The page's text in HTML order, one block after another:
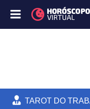
TAROT DO